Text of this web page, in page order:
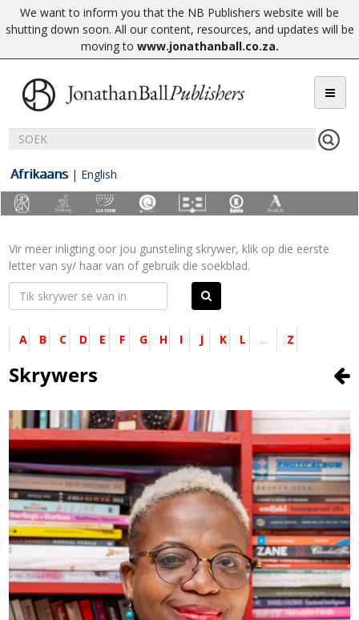
We want to inform you that the NB Publishers website will be
shutting down soon. All our content, resources, and updates will be
moving to www.jonathanball.co.za.
Afrikaans | English
Vir meer inligting oor jou gunsteling skrywer, klik op die eerste
letter van sy/ haar van of gebruik die soekblad.
A B C D E F G H I J K L ... Z
Skrywers